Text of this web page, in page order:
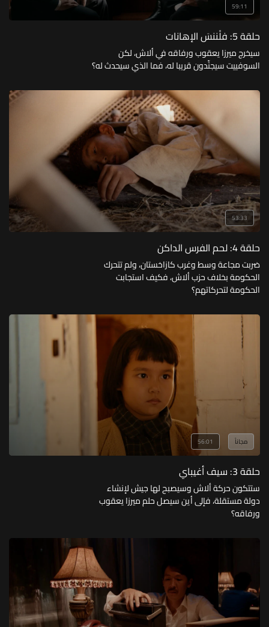
59:11
حلقة 5: فلْننسَ الإهانات
سيخرج ميرزا يعقوب ورفاقه في ألاش، لكن
السوفييت سيجنِّدون قريبا له، فما الذي سيحدث له؟
53:33
حلقة 4: لحم الفرس الداكن
ضربت مجاعة وسط وغرب كازاخستان، ولم تتحرك
الحكومة بخلاف حزب ألاش، فكيف استجابت
الحكومة لتحركاتهم؟
مجاناً 56:01
حلقة 3: سيف أغيباي
ستتكون حركة ألاش وسيصبح لها جيش لإنشاء
دولة مستقلة، فإلى أين سيصل حلم ميرزا يعقوب
ورفاقه؟